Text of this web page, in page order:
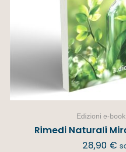
Edizioni e-
Rimedi Naturali
28,90 €